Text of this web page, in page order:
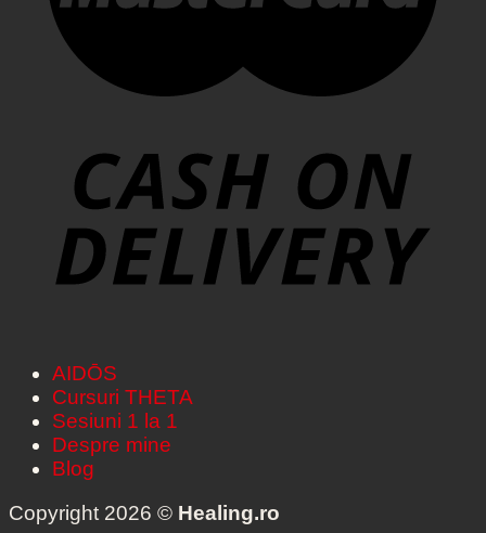
AIDŌS
Cursuri THETA
Sesiuni 1 la 1
Despre mine
Blog
Copyright 2026 © Healing.ro